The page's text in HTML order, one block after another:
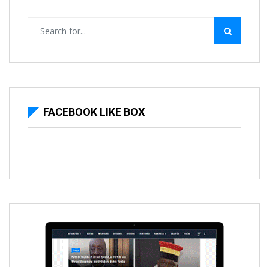
FACEBOOK LIKE BOX